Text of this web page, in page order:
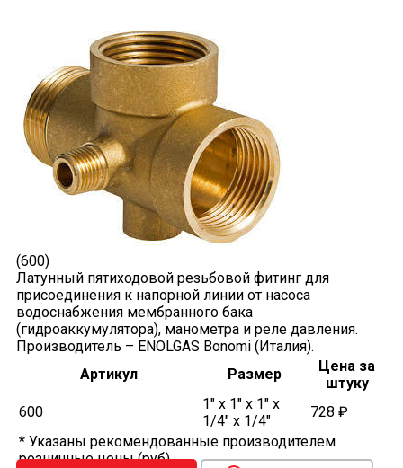
(600)
Латунный пятиходовой резьбовой фитинг для
присоединения к напорной линии от насоса
водоснабжения мембранного бака
(гидроаккумулятора), манометра и реле давления.
Производитель – ENOLGAS Bonomi (Италия).
Артикул
Размер
Цена за
штуку
600
1" x 1" x 1" x
1/4" x 1/4"
728 ₽
* Указаны рекомендованные производителем
розничные цены (руб).